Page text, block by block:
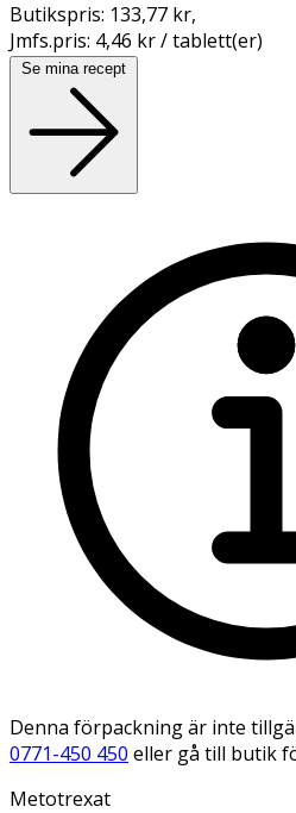
Butikspris: 133,77 kr,
Jmfs.pris: 4,46 kr / tablett(er)
Se mina recept
Denna förpackning är inte
0771-450 450 eller gå till butik
Metotrexat